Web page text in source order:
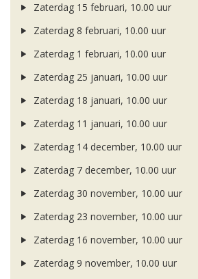
Zaterdag 15 februari, 10.00 uur
Zaterdag 8 februari, 10.00 uur
Zaterdag 1 februari, 10.00 uur
Zaterdag 25 januari, 10.00 uur
Zaterdag 18 januari, 10.00 uur
Zaterdag 11 januari, 10.00 uur
Zaterdag 14 december, 10.00 uur
Zaterdag 7 december, 10.00 uur
Zaterdag 30 november, 10.00 uur
Zaterdag 23 november, 10.00 uur
Zaterdag 16 november, 10.00 uur
Zaterdag 9 november, 10.00 uur